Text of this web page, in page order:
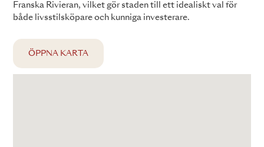
Franska Rivieran, vilket gör staden till ett idealiskt val för
både livsstilsköpare och kunniga investerare.
ÖPPNA KARTA